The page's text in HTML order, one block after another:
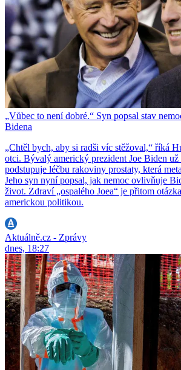
„Vůbec to není dobré.“ Syn popsal stav
Bidena
„Chtěl bych, aby si radši víc stěžoval,“ říká
otci. Bývalý americký prezident Joe Biden
podstupuje léčbu rakoviny prostaty, která
Jeho syn nyní popsal, jak nemoc ovlivňuje
život. Zdraví „ospalého Joea“ je přitom
americkou politikou.
Aktuálně.cz - Zprávy
dnes, 18:27